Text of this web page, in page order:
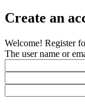
Create an
Welcome! Register
The user name or